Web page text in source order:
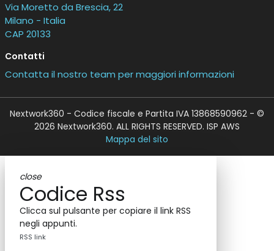
Via Moretto da Brescia, 22
Milano - Italia
CAP 20133
Contatti
Contatta il nostro team per maggiori informazioni
Nextwork360 - Codice fiscale e Partita IVA 13868590962 - ©
2026 Nextwork360. ALL RIGHTS RESERVED. ISP AWS
Mappa del sito
close
Codice Rss
Clicca sul pulsante per copiare il link RSS
negli appunti.
RSS link